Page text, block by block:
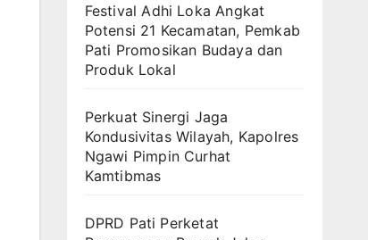
Festival Adhi Loka Angkat
Potensi 21 Kecamatan, Pemkab
Pati Promosikan Budaya dan
Produk Lokal
Perkuat Sinergi Jaga
Kondusivitas Wilayah, Kapolres
Ngawi Pimpin Curhat
Kamtibmas
DPRD Pati Perketat